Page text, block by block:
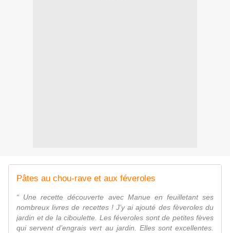
Pâtes au chou-rave et aux féveroles
“ Une recette découverte avec Manue en feuilletant ses
nombreux livres de recettes ! J’y ai ajouté des fèveroles du
jardin et de la ciboulette. Les féveroles sont de petites fèves
qui servent d’engrais vert au jardin. Elles sont excellentes.